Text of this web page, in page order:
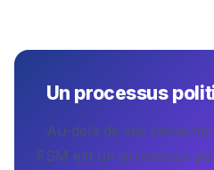
Un processus
Au-delà de ses
FSM est un processus